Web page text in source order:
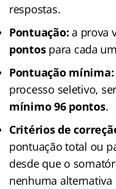
respostas.
Pontuação: a prova
pontospara cada
Pontuação mínima:
processo seletivo,
mínimo 96 pontos.
Critérios de
pontuação total ou
desde que o
nenhuma